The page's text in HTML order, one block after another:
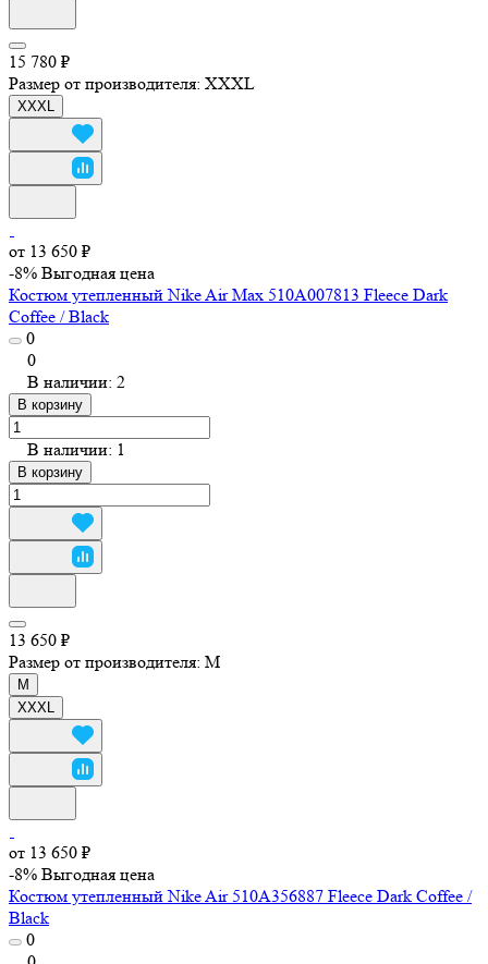
15 780 ₽
Размер от производителя: XXXL
XXXL
от 13 650 ₽
-8% Выгодная цена
Костюм утепленный Nike Air Max 510A007813 Fleece Dark
Coffee / Black
0
0
В наличии: 2
В корзину
В наличии: 1
В корзину
13 650 ₽
Размер от производителя: M
M
XXXL
от 13 650 ₽
-8% Выгодная цена
Костюм утепленный Nike Air 510A356887 Fleece Dark Coffee /
Black
0